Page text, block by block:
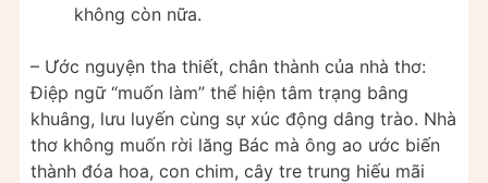
không còn nữa.
– Ước nguyện tha thiết, chân thành của nhà thơ:
Điệp ngữ “muốn làm” thể hiện tâm trạng bâng
khuâng, lưu luyến cùng sự xúc động dâng trào. Nhà
thơ không muốn rời lăng Bác mà ông ao ước biến
thành đóa hoa, con chim, cây tre trung hiếu mãi